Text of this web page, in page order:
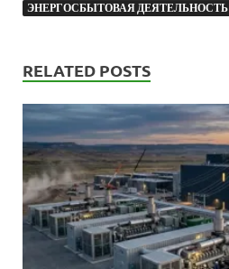
ЭНЕРГОСБЫТОВАЯ ДЕЯТЕЛЬНОСТЬ
RELATED POSTS